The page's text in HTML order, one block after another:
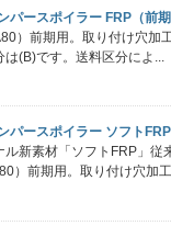
ースポイラー FRP（前期
）前期用。取り付け穴加
(B)です。送料区分によ...
ースポイラー ソフトFRP
新素材「ソフトFRP」
）前期用。取り付け穴加